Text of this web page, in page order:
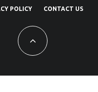
POLICY CONTACT US